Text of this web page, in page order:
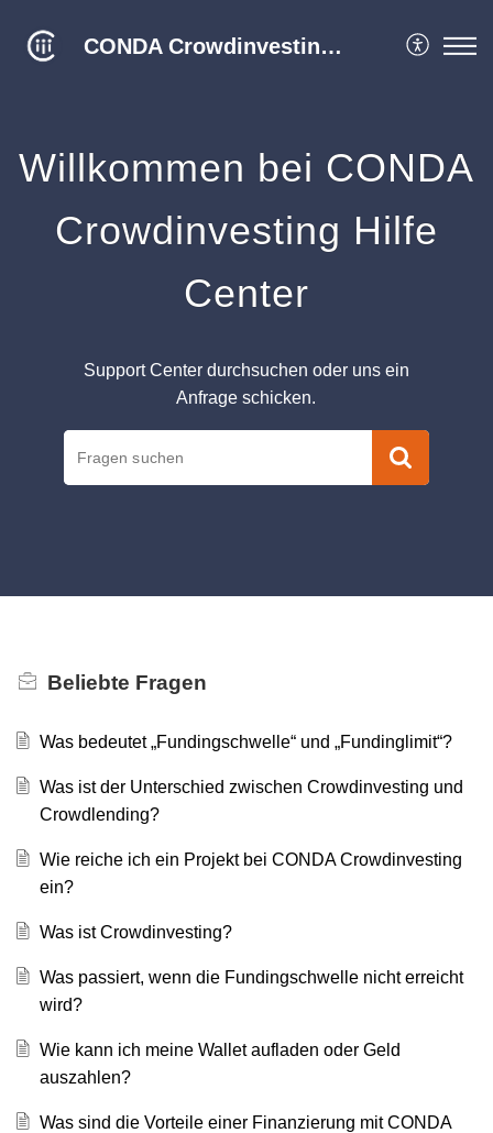
CONDA Crowdinvesting Hilfe Center
Willkommen bei CONDA
Crowdinvesting Hilfe
Center
Support Center durchsuchen oder uns ein
Anfrage schicken.
Beliebte Fragen
Was bedeutet „Fundingschwelle“ und „Fundinglimit“?
Was ist der Unterschied zwischen Crowdinvesting und
Crowdlending?
Wie reiche ich ein Projekt bei CONDA Crowdinvesting
ein?
Was ist Crowdinvesting?
Was passiert, wenn die Fundingschwelle nicht erreicht
wird?
Wie kann ich meine Wallet aufladen oder Geld
auszahlen?
Was sind die Vorteile einer Finanzierung mit CONDA